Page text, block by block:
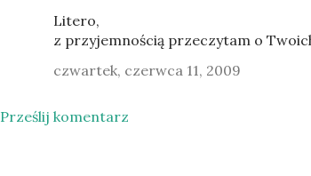
Litero,
z przyjemnością przeczytam o
czwartek, czerwca 11, 2009
Prześlij komentarz